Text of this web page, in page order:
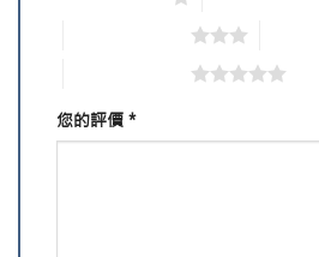
您的評價 *